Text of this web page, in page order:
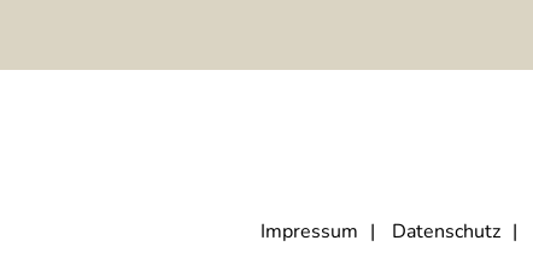
Impressum Datenschutz